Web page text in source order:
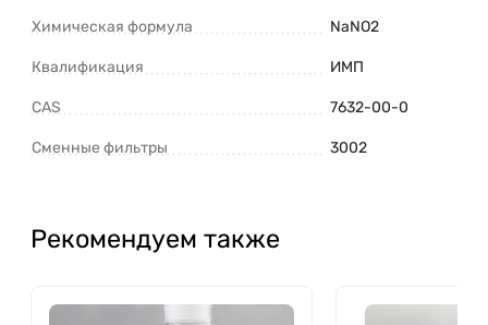
Химическая формула NaNO2
Квалификация ИМП
CAS 7632-00-0
Сменные фильтры 3002
Рекомендуем также